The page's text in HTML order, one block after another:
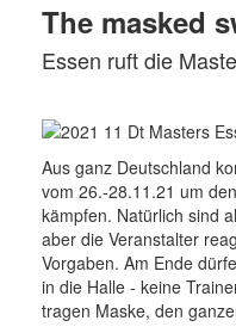
The masked
Essen ruft die
Aus ganz Deutschland
vom 26.-28.11.21 um
kämpfen. Natürlich sind
aber die Veranstalter
Vorgaben. Am Ende
in die Halle - keine
tragen Maske, den